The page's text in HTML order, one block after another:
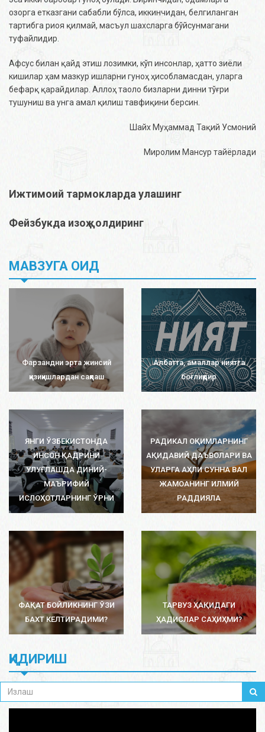
озорга етказгани сабабли бўлса, иккинчидан, белгиланган
тартибга риоя қилмай, масъул шахсларга бўйсунмагани
туфайлидир.
Афсус билан қайд этиш лозимки, кўп инсонлар, ҳатто зиёли
кишилар ҳам мазкур ишларни гуноҳ ҳисобламасдан, уларга
бефарқ қарайдилар. Аллоҳ таоло бизларни динни тўғри
тушуниш ва унга амал қилиш тавфиқини берсин.
Шайх Муҳаммад Тақий Усмоний
Миролим Мансур тайёрлади
Ижтимоий тармокларда улашинг
Фейзбукда изоҳ қолдиринг
МАВЗУГА ОИД
Фарзандни эрта жинсий
қизиқишлардан сақлаш
Албатта, амаллар ниятга
боғлиқдир
ЯНГИ ЎЗБЕКИСТОНДА
ИНСОН ҚАДРИНИ
УЛУҒЛАШДА ДИНИЙ-
МАЪРИФИЙ
ИСЛОҲОТЛАРНИНГ ЎРНИ
РАДИКАЛ ОҚИМЛАРНИНГ
АҚИДАВИЙ ДАЪВОЛАРИ ВА
УЛАРГА АҲЛИ СУННА ВАЛ
ЖАМОАНИНГ ИЛМИЙ
РАДДИЯЛА
ФАҚАТ БОЙЛИКНИНГ ЎЗИ
БАХТ КЕЛТИРАДИМИ?
ТАРВУЗ ҲАҚИДАГИ
ҲАДИСЛАР САҲИҲМИ?
ҚИДИРИШ